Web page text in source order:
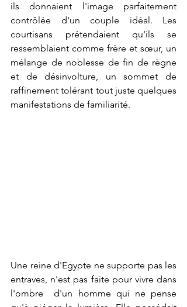
ils donnaient l'image parfaitement
contrôlée d'un couple idéal. Les
courtisans prétendaient qu'ils se
ressemblaient comme frère et sœur, un
mélange de noblesse de fin de règne
et de désinvolture, un sommet de
raffinement tolérant tout juste quelques
manifestations de familiarité.
Une reine d'Egypte ne supporte pas les
entraves, n'est pas faite pour vivre dans
l'ombre  d'un homme qui ne pense